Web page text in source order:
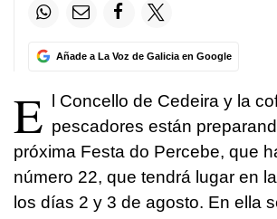
Añade a La Voz de Galicia en Google
E l Concello de Cedeira y la
pescadores están
próxima Festa do Percebe, que
número 22, que tendrá lugar en
los días 2 y 3 de agosto. En ella